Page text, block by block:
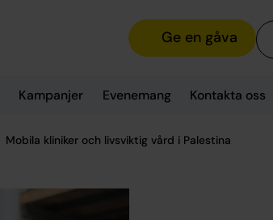
Ge en gåva
Sök
Kampanjer Evenemang Kontakta oss
Mobila kliniker och livsviktig vård i Palestina